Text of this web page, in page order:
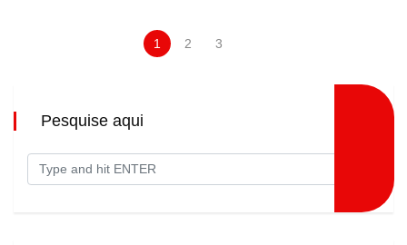
1 2 3
Pesquise aqui